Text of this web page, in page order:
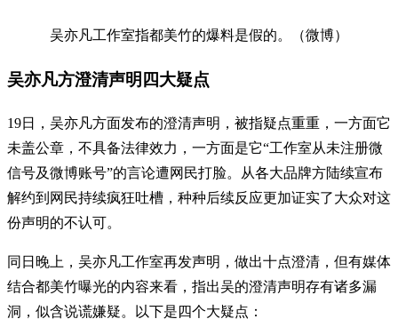
吴亦凡工作室指都美竹的爆料是假的。（微博）
吴亦凡方澄清声明四大疑点
19日，吴亦凡方面发布的澄清声明，被指疑点重重，一方面它
未盖公章，不具备法律效力，一方面是它“工作室从未注册微
信号及微博账号”的言论遭网民打脸。从各大品牌方陆续宣布
解约到网民持续疯狂吐槽，种种后续反应更加证实了大众对这
份声明的不认可。
同日晚上，吴亦凡工作室再发声明，做出十点澄清，但有媒体
结合都美竹曝光的内容来看，指出吴的澄清声明存有诸多漏
洞，似含说谎嫌疑。以下是四个大疑点：